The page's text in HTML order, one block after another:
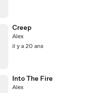
Creep
Alex
il y a 20 ans
Into The Fire
Alex